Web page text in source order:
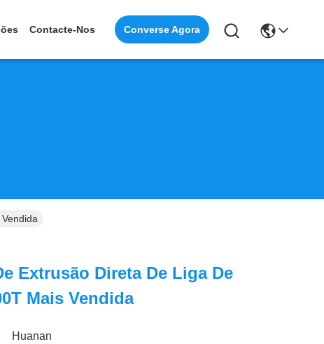
Contacte-Nos Converse Agora
Extrusão Direta De Liga De
Mais Vendida
Huanan